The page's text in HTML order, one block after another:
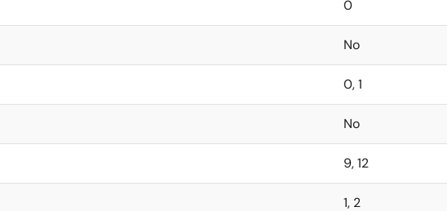
0
No
0, 1
No
9, 12
1, 2